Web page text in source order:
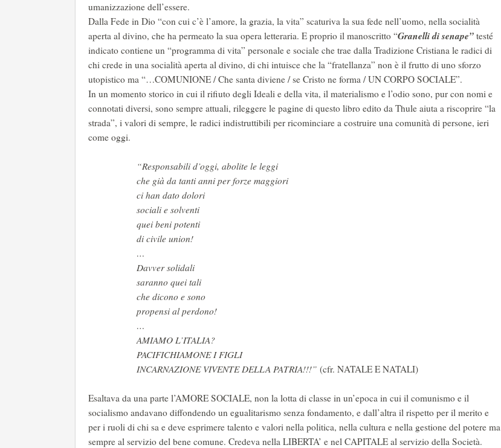
umanizzazione dell’essere.
Dalla Fede in Dio “con cui c’è l’amore, la grazia, la vita” scaturiva la sua fede nell’uomo, nella socialità
aperta al divino, che ha permeato la sua opera letteraria. E proprio il manoscritto “Granelli di senape” testé
indicato contiene un “programma di vita” personale e sociale che trae dalla Tradizione Cristiana le radici di
chi crede in una socialità aperta al divino, di chi intuisce che la “fratellanza” non è il frutto di uno sforzo
utopistico ma “…COMUNIONE / Che santa diviene / se Cristo ne forma / UN CORPO SOCIALE”.
In un momento storico in cui il rifiuto degli Ideali e della vita, il materialismo e l’odio sono, pur con nomi e
connotati diversi, sono sempre attuali, rileggere le pagine di questo libro edito da Thule aiuta a riscoprire “la
strada”, i valori di sempre, le radici indistruttibili per ricominciare a costruire una comunità di persone, ieri
come oggi.
“Responsabili d’oggi, abolite le leggi
che già da tanti anni per forze maggiori
ci han dato dolori
sociali e solventi
quei beni potenti
di civile union!
…
Davver solidali
saranno quei tali
che dicono e sono
propensi al perdono!
…
AMIAMO L’ITALIA?
PACIFICHIAMONE I FIGLI
INCARNAZIONE VIVENTE DELLA PATRIA!!!” (cfr. NATALE E NATALI)
Esaltava da una parte l’AMORE SOCIALE, non la lotta di classe in un’epoca in cui il comunismo e il
socialismo andavano diffondendo un egualitarismo senza fondamento, e dall’altra il rispetto per il merito e
per i ruoli di chi sa e deve esprimere talento e valori nella politica, nella cultura e nella gestione del potere ma
sempre al servizio del bene comune. Credeva nella LIBERTA’ e nel CAPITALE al servizio della Società.